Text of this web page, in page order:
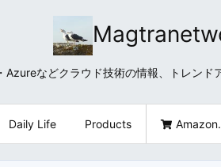
Azureなどクラウド技術の情報、トレンド
Daily Life Products